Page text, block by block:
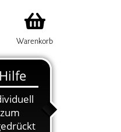
Warenkorb